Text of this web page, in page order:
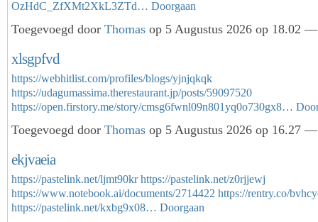
OzHdC_ZfXMt2XkL3ZTd… Doorgaan
Toegevoegd door Thomas op 5 Augustus 2026 op 18.02 —
xlsgpfvd
https://webhitlist.com/profiles/blogs/yjnjqkqk
https://udagumassima.therestaurant.jp/posts/59097520
https://open.firstory.me/story/cmsg6fwnl09n801yq0o730gx8…
Toegevoegd door Thomas op 5 Augustus 2026 op 16.27 —
ekjvaeia
https://pastelink.net/ljmt90kr https://pastelink.net/z0rjjewj
https://www.notebook.ai/documents/2714422 https://rentry.co/
https://pastelink.net/kxbg9x08… Doorgaan